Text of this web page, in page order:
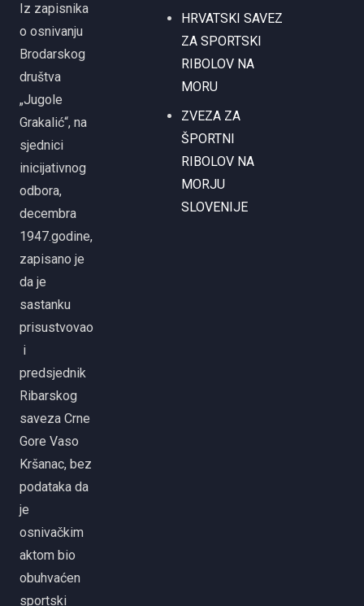
Iz zapisnika
o osnivanju
Brodarskog
društva
„Jugole
Grakalić“, na
sjednici
inicijativnog
odbora,
decembra
1947.godine,
zapisano je
da je
sastanku
prisustvovao
i
predsjednik
Ribarskog
saveza Crne
Gore Vaso
Kršanac, bez
podataka da
je
osnivačkim
aktom bio
obuhvaćen
sportski
HRVATSKI SAVEZ
ZA SPORTSKI
RIBOLOV NA
MORU
ZVEZA ZA
ŠPORTNI
RIBOLOV NA
MORJU
SLOVENIJE